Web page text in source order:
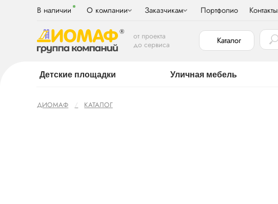
О компании
В наличии Заказчикам Портфолио Контакты
от проекта
до сервиса
Каталог
Детские площадки Уличная мебель
ДИОМАФ КАТАЛОГ